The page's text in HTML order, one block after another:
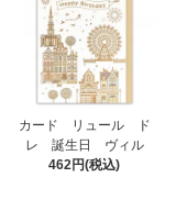
カード リュール ド
レ 誕生日 ヴィル
462円(税込)